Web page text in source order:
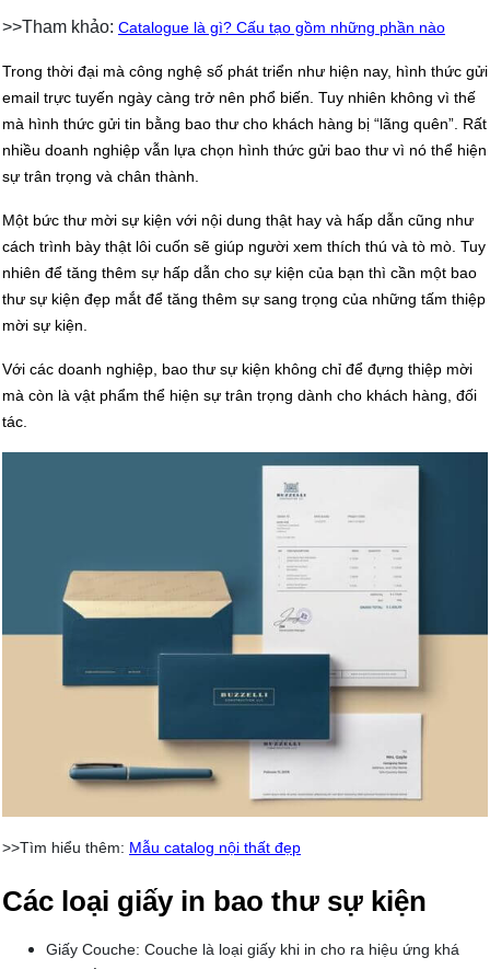
>>Tham khảo: Catalogue là gì? Cấu tạo gồm những phần nào
Trong thời đại mà công nghệ số phát triển như hiện nay, hình thức gửi
email trực tuyến ngày càng trở nên phổ biến. Tuy nhiên không vì thế
mà hình thức gửi tin bằng bao thư cho khách hàng bị “lãng quên”. Rất
nhiều doanh nghiệp vẫn lựa chọn hình thức gửi bao thư vì nó thể hiện
sự trân trọng và chân thành.
Một bức thư mời sự kiện với nội dung thật hay và hấp dẫn cũng như
cách trình bày thật lôi cuốn sẽ giúp người xem thích thú và tò mò. Tuy
nhiên để tăng thêm sự hấp dẫn cho sự kiện của bạn thì cần một bao
thư sự kiện đẹp mắt để tăng thêm sự sang trọng của những tấm thiệp
mời sự kiện.
Với các doanh nghiệp, bao thư sự kiện không chỉ để đựng thiệp mời
mà còn là vật phẩm thể hiện sự trân trọng dành cho khách hàng, đối
tác.
>>Tìm hiểu thêm: Mẫu catalog nội thất đẹp
Các loại giấy in bao thư sự kiện
Giấy Couche: Couche là loại giấy khi in cho ra hiệu ứng khá